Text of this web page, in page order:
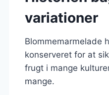
variationer
Blommemarmelade
konserveret for at
frugt i mange
mange.